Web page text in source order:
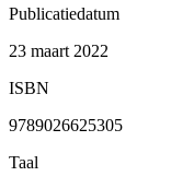
Publicatiedatum
23 maart 2022
ISBN
9789026625305
Taal